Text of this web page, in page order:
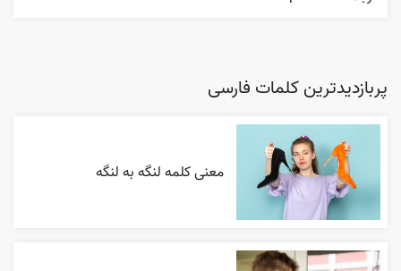
پربازدیدترین کلمات فارسی
معنی کلمه لنگه به لنگه